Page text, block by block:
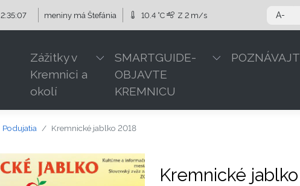
2:35:07 meniny máŠtefánia 10.4 °C Z 2 m/s A-
Zážitky v
Kremnici a
okolí
SMARTGUIDE-
OBJAVTE
KREMNICU
Podujatia Kremnické jablko 2018
Kremnické